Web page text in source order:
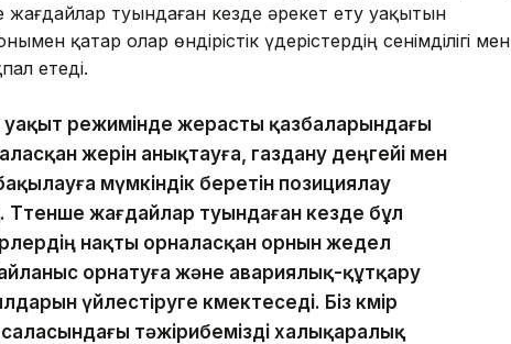
туындаған кезде әрекет ету уақытын
қатар олар өндірістік үдерістердің сенімділігі мен
етеді.
режимінде жерасты қазбаларындағы
жерін анықтауға, газдану деңгейі мен
бақылауға мүмкіндік беретін позициялау
жағдайлар туындаған кезде бұл
нақты орналасқан орнын жедел
орнатуға және авариялық-құтқару
үйлестіруге көмектеседі. Біз көмір
саласындағы тәжірибемізді халықаралық